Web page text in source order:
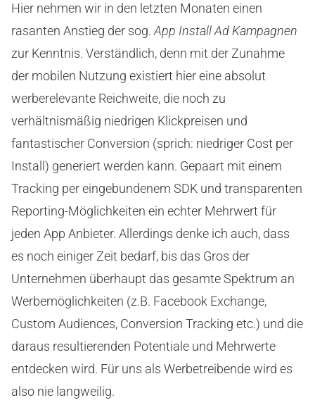
Hier nehmen wir in den letzten Monaten einen
rasanten Anstieg der sog. App Install Ad Kampagnen
zur Kenntnis. Verständlich, denn mit der Zunahme
der mobilen Nutzung existiert hier eine absolut
werberelevante Reichweite, die noch zu
verhältnismäßig niedrigen Klickpreisen und
fantastischer Conversion (sprich: niedriger Cost per
Install) generiert werden kann. Gepaart mit einem
Tracking per eingebundenem SDK und transparenten
Reporting-Möglichkeiten ein echter Mehrwert für
jeden App Anbieter. Allerdings denke ich auch, dass
es noch einiger Zeit bedarf, bis das Gros der
Unternehmen überhaupt das gesamte Spektrum an
Werbemöglichkeiten (z.B. Facebook Exchange,
Custom Audiences, Conversion Tracking etc.) und die
daraus resultierenden Potentiale und Mehrwerte
entdecken wird. Für uns als Werbetreibende wird es
also nie langweilig.